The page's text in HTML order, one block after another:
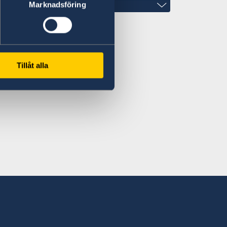
Marknadsföring
Tillåt alla